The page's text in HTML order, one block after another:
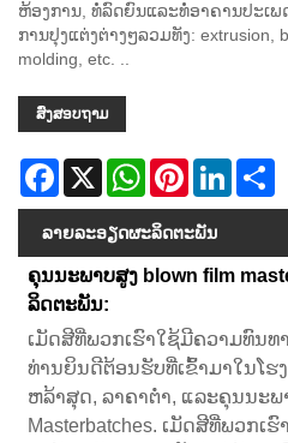
ຫ້ອງການ, ທໍ່ລົດຍົນແລະທໍ່ອາຄານປະເ
ການປຸງແຕ່ງຕ່າງໆລວມທັງ: extrusion,
molding, etc. ..
ສົ່ງສອບຖາມ
Facebook
X WhatsAppPinterestLinkedIn
ລາຍ​ລະ​ອຽດ​ຜະ​ລິດ​ຕະ​ພັນ
ຄຸນ​ນະ​ພາບ​ສູງ blown film
ລິດ​ຕະ​ພັນ​:
ເມັດສີທີ່ພວກເຮົາໃຊ້ມີຄວາມທົນທ
ທ່ານຍິນດີຕ້ອນຮັບທີ່ເຂົ້າມາໃນໂຮ
ຫລ້າສຸດ, ລາຄາຕໍ່າ, ແລະຄຸນນະພ
Masterbatches. ເມັດສີທີ່ພວກ